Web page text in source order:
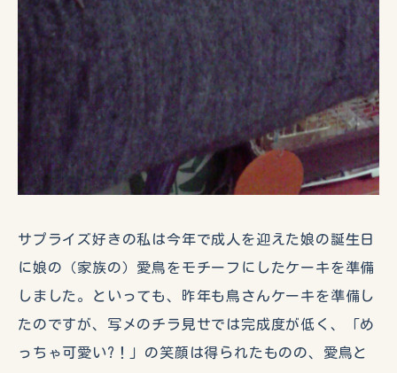
サプライズ好きの私は今年で成人を迎えた娘の誕生日
に娘の（家族の）愛鳥をモチーフにしたケーキを準備
しました。といっても、昨年も鳥さんケーキを準備し
たのですが、写メのチラ見せでは完成度が低く、「め
っちゃ可愛い?！」の笑顔は得られたものの、愛鳥と